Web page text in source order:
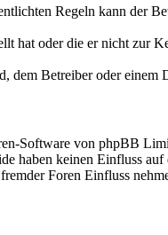
Regeln kann der
hat oder die er nicht zur
dem Betreiber oder einem
Software von phpBB
haben keinen Einfluss
Foren Einfluss